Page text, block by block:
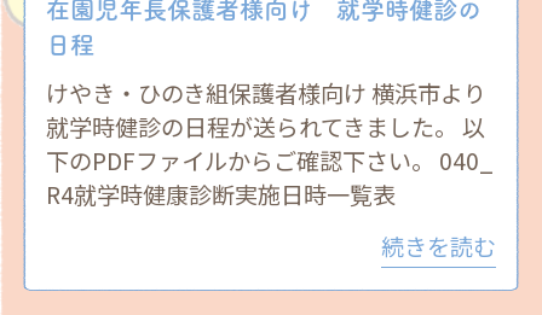
在園児年長保護者様向け 就学時健診の
日程
けやき・ひのき組保護者様向け 横浜市より
就学時健診の日程が送られてきました。 以
下のPDFファイルからご確認下さい。 040_
R4就学時健康診断実施日時一覧表
続きを読む